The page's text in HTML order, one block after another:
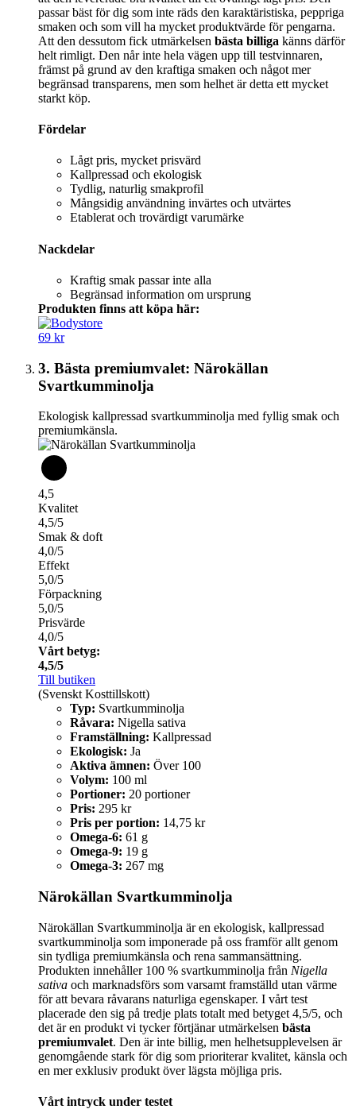
passar bäst för dig som inte räds den karaktäristiska, peppriga
smaken och som vill ha mycket produktvärde för pengarna.
Att den dessutom fick utmärkelsen bästa billiga känns därför
helt rimligt. Den når inte hela vägen upp till testvinnaren,
främst på grund av den kraftiga smaken och något mer
begränsad transparens, men som helhet är detta ett mycket
starkt köp.
Fördelar
Lågt pris, mycket prisvärd
Kallpressad och ekologisk
Tydlig, naturlig smakprofil
Mångsidig användning invärtes och utvärtes
Etablerat och trovärdigt varumärke
Nackdelar
Kraftig smak passar inte alla
Begränsad information om ursprung
Produkten finns att köpa här:
69 kr
3. Bästa premiumvalet: Närokällan
Svartkumminolja
Ekologisk kallpressad svartkumminolja med fyllig smak och
premiumkänsla.
4,5
Kvalitet
4,5/5
Smak & doft
4,0/5
Effekt
5,0/5
Förpackning
5,0/5
Prisvärde
4,0/5
Vårt betyg:
4,5/5
Till butiken
(Svenskt Kosttillskott)
Typ: Svartkumminolja
Råvara: Nigella sativa
Framställning: Kallpressad
Ekologisk: Ja
Aktiva ämnen: Över 100
Volym: 100 ml
Portioner: 20 portioner
Pris: 295 kr
Pris per portion: 14,75 kr
Omega-6: 61 g
Omega-9: 19 g
Omega-3: 267 mg
Närokällan Svartkumminolja
Närokällan Svartkumminolja är en ekologisk, kallpressad
svartkumminolja som imponerade på oss framför allt genom
sin tydliga premiumkänsla och rena sammansättning.
Produkten innehåller 100 % svartkumminolja från Nigella
sativa och marknadsförs som varsamt framställd utan värme
för att bevara råvarans naturliga egenskaper. I vårt test
placerade den sig på tredje plats totalt med betyget 4,5/5, och
det är en produkt vi tycker förtjänar utmärkelsen bästa
premiumvalet. Den är inte billig, men helhetsupplevelsen är
genomgående stark för dig som prioriterar kvalitet, känsla och
en mer exklusiv produkt över lägsta möjliga pris.
Vårt intryck under testet